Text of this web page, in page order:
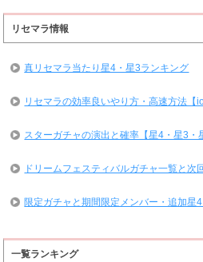
リセマラ情報
真リセマラ当たり星4・星3ランキング
リセマラの効率良いやり方・高速方法【
スターガチャの演出と確率【星4・星3・
ドリームフェスティバルガチャ一覧と次
限定ガチャと期間限定メンバー・追加星
一覧ランキング